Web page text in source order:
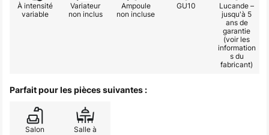
À intensité
variable
Variateur
non inclus
Ampoule
non incluse
GU10
Lucande –
jusqu'à 5
ans de
garantie
(voir les
information
s du
fabricant)
Parfait pour les pièces suivantes :
Salon
Salle à